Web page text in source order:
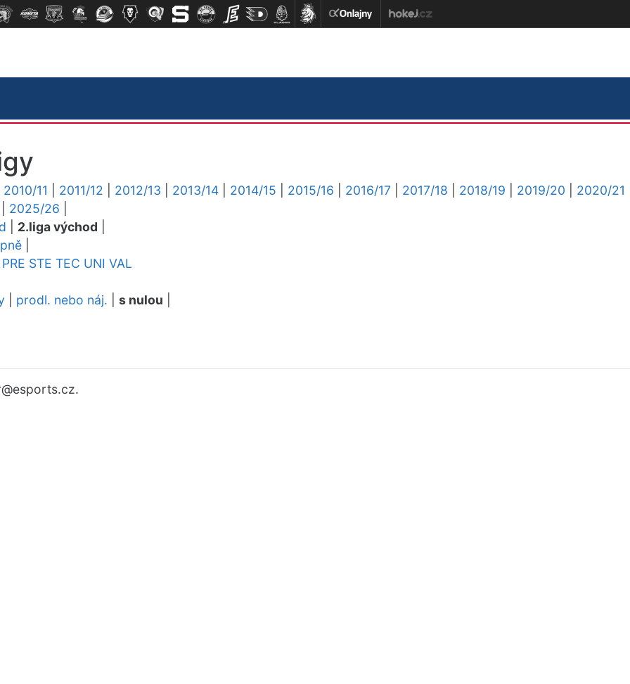
2010/11 2011/12 2012/13 2013/14 2014/15 2015/16 2016/17 2017/18 2018/19 2019/20
2020/21
2025/26
2.liga východ
PRE STE TEC UNI VAL
prodl. nebo náj. s nulou
@esports.cz.